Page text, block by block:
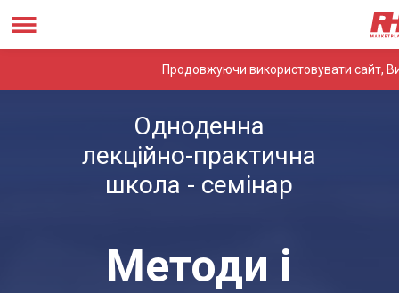
Продовжуючи використовувати сайт,
Одноденна
лекційно-практична
школа - семінар
Методи і